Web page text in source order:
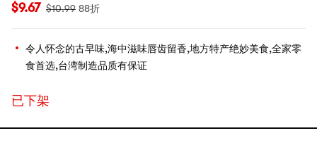
$9.67 $10.99 88折
令人怀念的古早味,海中滋味唇齿留香,地方特产绝妙美食,全家零
食首选,台湾制造品质有保证
已下架